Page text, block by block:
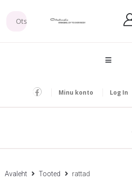
Minu konto Log In
Avaleht Tooted rattad